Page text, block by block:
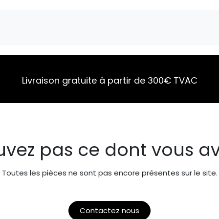
Livraison gratuite à partir de 300€ TVAC
pas ce dont vous
Toutes les pièces ne sont pas encore présentes sur le site.
Contactez nous